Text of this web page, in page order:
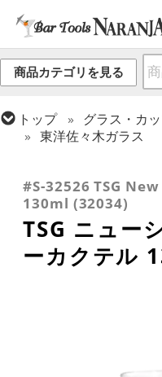
商品カテゴリを見る
トップ グラス・カ
東洋佐々木ガラス
カクテルグラス
#S-32526 TSG
130ml (32034)
TSG ニュー
ーカクテル